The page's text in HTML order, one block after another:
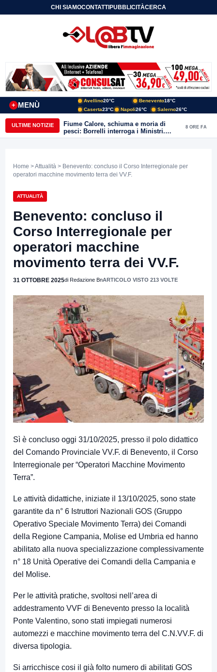
CHI SIAMOCONTATTIPUBBLICITÀCERCA
MENÙ
+
Avellino20°C Benevento18°C
Caserta23°C Napoli26°C Salerno26°C
ULTIME NOTIZIE
Fiume Calore, schiuma e moria di
pesci: Borrelli interroga i Ministri.
“Benevento paga l’assenza del
8 ORE FA
Home >Attualità > Benevento: concluso il Corso Interregionale per
operatori macchine movimento terra dei VV.F.
ATTUALITÀ
Benevento: concluso il
Corso Interregionale per
operatori macchine
movimento terra dei VV.F.
31 OTTOBRE 2025di Redazione BnARTICOLO VISTO 213 VOLTE
Sì è concluso oggi 31/10/2025, presso il polo didattico
del Comando Provinciale VV.F. di Benevento, il Corso
Interregionale per “Operatori Macchine Movimento
Terra”.
Le attività didattiche, iniziate il 13/10/2025, sono state
garantite da n° 6 Istruttori Nazionali GOS (Gruppo
Operativo Speciale Movimento Terra) dei Comandi
della Regione Campania, Molise ed Umbria ed hanno
abilitato alla nuova specializzazione complessivamente
n° 18 Unità Operative dei Comandi della Campania e
del Molise.
Per le attività pratiche, svoltosi nell’area di
addestramento VVF di Benevento presso la località
Ponte Valentino, sono stati impiegati numerosi
automezzi e macchine movimento terra del C.N.VV.F. di
diversa tipologia.
Si arricchisce cosi il già folto numero di abilitati GOS